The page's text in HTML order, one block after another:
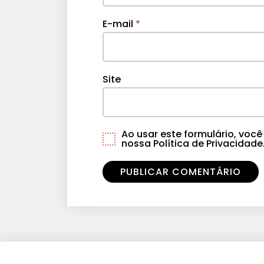
E-mail *
Site
Ao usar este formulário,
nossa Política de Privacidade.